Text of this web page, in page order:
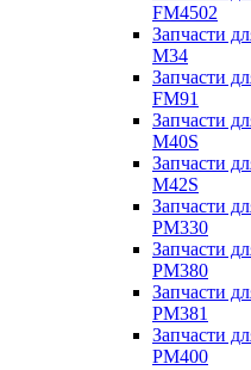
FM4502
Запчасти
M34
Запчасти
FM91
Запчасти
M40S
Запчасти
M42S
Запчасти
PM330
Запчасти
PM380
Запчасти
PM381
Запчасти
PM400